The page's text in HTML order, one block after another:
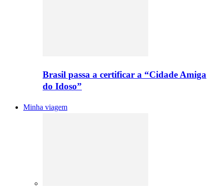
Brasil passa a certificar a “Cidade Amiga
do Idoso”
Minha viagem